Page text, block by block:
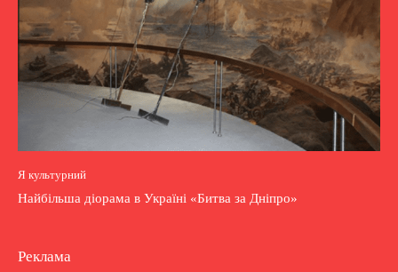
Я культурний
Найбільша діорама в Україні «Битва за Дніпро»
Реклама